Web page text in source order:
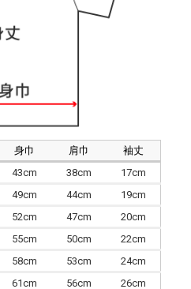
身巾 肩巾
袖丈
43cm 38cm
17cm
49cm 44cm
19cm
52cm 47cm
20cm
55cm 50cm
22cm
58cm 53cm
24cm
61cm 56cm 26cm